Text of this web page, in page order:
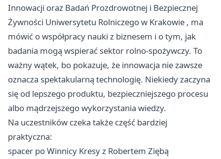
Innowacji oraz Badań Prozdrowotnej i Bezpiecznej
Żywności Uniwersytetu Rolniczego w Krakowie , ma
mówić o współpracy nauki z biznesem i o tym, jak
badania mogą wspierać sektor rolno-spożywczy. To
ważny wątek, bo pokazuje, że innowacja nie zawsze
oznacza spektakularną technologię. Niekiedy zaczyna
się od lepszego produktu, bezpieczniejszego procesu
albo mądrzejszego wykorzystania wiedzy.
Na uczestników czeka także część bardziej
praktyczna:
spacer po Winnicy Kresy z Robertem Ziębą